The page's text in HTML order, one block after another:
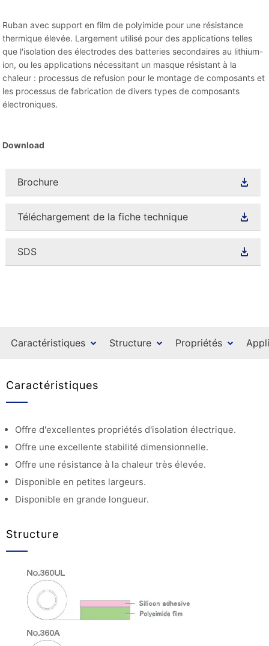
Ruban avec support en film de polyimide pour une résistance
thermique élevée. Largement utilisé pour des applications telles
que l'isolation des électrodes des batteries secondaires au lithium-
ion, ou les applications nécessitant un masque résistant à la
chaleur : processus de refusion pour le montage de composants et
les processus de fabrication de divers types de composants
électroniques.
Download
Brochure
Téléchargement de la fiche technique
SDS
Caractéristiques Structure Propriétés
Caractéristiques
Offre d'excellentes propriétés d'isolation électrique.
Offre une excellente stabilité dimensionnelle.
Offre une résistance à la chaleur très élevée.
Disponible en petites largeurs.
Disponible en grande longueur.
Structure